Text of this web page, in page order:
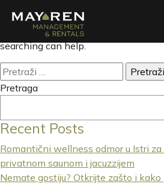
Nothing Found
It seems we can’t find what you’re
searching can help.
Pretraži:
Pretraga
Recent Posts
Romantični wellness odmor u Istri za
privatnom saunom i jacuzzijem
Nemate gostiju? Otkrijte zašto i